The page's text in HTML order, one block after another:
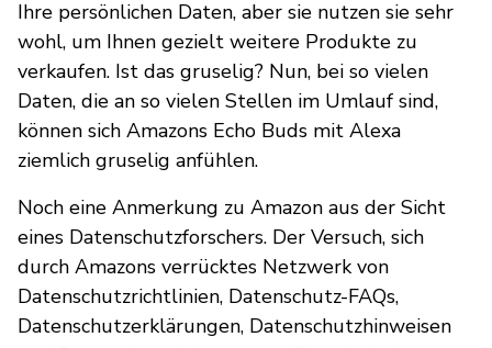
Ihre persönlichen Daten, aber sie nutzen sie sehr
wohl, um Ihnen gezielt weitere Produkte zu
verkaufen. Ist das gruselig? Nun, bei so vielen
Daten, die an so vielen Stellen im Umlauf sind,
können sich Amazons Echo Buds mit Alexa
ziemlich gruselig anfühlen.
Noch eine Anmerkung zu Amazon aus der Sicht
eines Datenschutzforschers. Der Versuch, sich
durch Amazons verrücktes Netzwerk von
Datenschutzrichtlinien, Datenschutz-FAQs,
Datenschutzerklärungen, Datenschutzhinweisen